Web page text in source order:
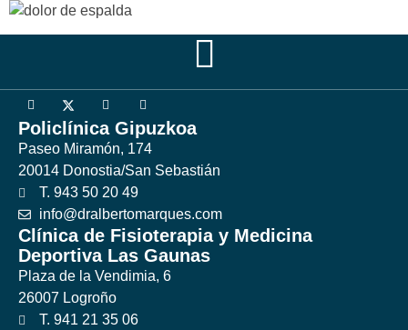
Policlínica Gipuzkoa
Paseo Miramón, 174
20014 Donostia/San Sebastián
T. 943 50 20 49
info@dralbertomarques.com
Clínica de Fisioterapia y Medicina
Deportiva Las Gaunas
Plaza de la Vendimia, 6
26007 Logroño
T. 941 21 35 06